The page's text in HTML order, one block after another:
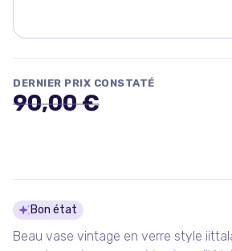
DERNIER PRIX CONSTATÉ
90,00 €
Détails du
Bon état
Beau vase vintage en verre style